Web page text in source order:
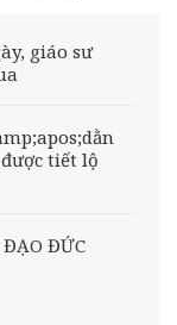
giáo sư
tiết lộ
ĐẠO ĐỨC